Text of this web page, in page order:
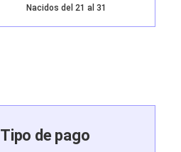
Nacidos del 21 al 31
Tipo de pago